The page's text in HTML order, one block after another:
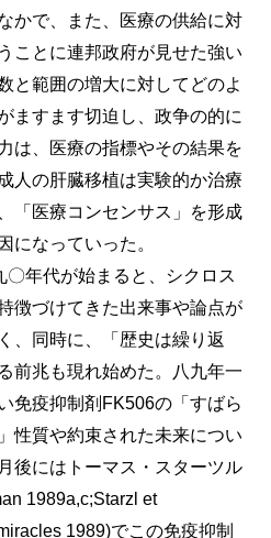
かで、また、医療の供給に対
ことに連邦政府が見せた強い
と範囲の増大に対してどのよ
ますます切迫し、政争の的に
は、医療の指標やその結果を
人の肝臓移植は実験的か治療
「医療コンセンサス」を形成
になっていった。
年代が始まると、シクロス
徴づけてきた出来事や論点が
、同時に、「歴史は繰り返
前兆も現れ始めた。八九年一
免疫抑制剤FK506の「すばら
性質や約束された未来につい
後にはトーマス・スターツル
1989a,c;Starzl et
1989)でこの免疫抑制